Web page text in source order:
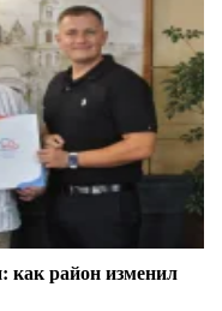
как район изменил